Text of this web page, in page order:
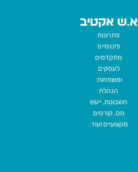
א.ש אקטיב
פתרונות
פיננסיים
מתקדמים
לעסקים
ומשפחות:
הנהלת
חשבונות, ייעוץ
מס, קורסים
מקצועיים ועוד.